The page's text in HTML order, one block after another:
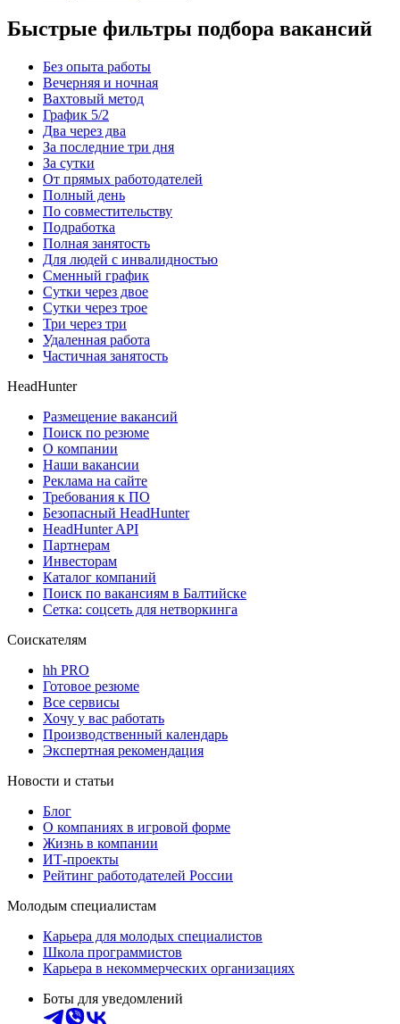
Быстрые фильтры подбора вакансий
Без опыта работы
Вечерняя и ночная
Вахтовый метод
График 5/2
Два через два
За последние три дня
За сутки
От прямых работодателей
Полный день
По совместительству
Подработка
Полная занятость
Для людей с инвалидностью
Сменный график
Сутки через двое
Сутки через трое
Три через три
Удаленная работа
Частичная занятость
HeadHunter
Размещение вакансий
Поиск по резюме
О компании
Наши вакансии
Реклама на сайте
Требования к ПО
Безопасный HeadHunter
HeadHunter API
Партнерам
Инвесторам
Каталог компаний
Поиск по вакансиям в Балтийске
Сетка: соцсеть для нетворкинга
Соискателям
hh PRO
Готовое резюме
Все сервисы
Хочу у вас работать
Производственный календарь
Экспертная рекомендация
Новости и статьи
Блог
О компаниях в игровой форме
Жизнь в компании
ИТ-проекты
Рейтинг работодателей России
Молодым специалистам
Карьера для молодых специалистов
Школа программистов
Карьера в некоммерческих организациях
Боты для уведомлений